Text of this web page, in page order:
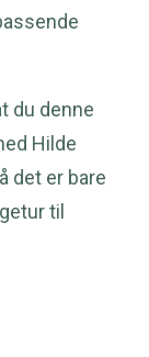
du denne
Hilde
det er bare
til